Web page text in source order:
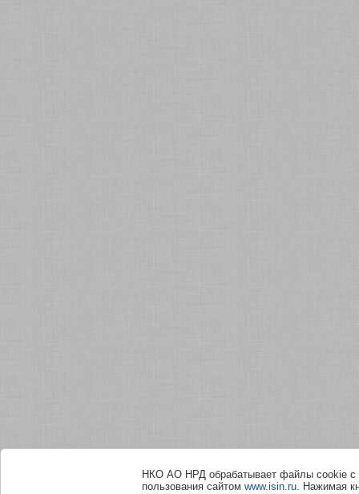
НКО АО НРД обрабатывает файлы сookie с
пользования сайтомwww.isin.ru. Нажимая